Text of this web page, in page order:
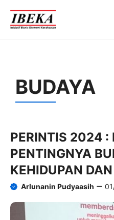
content
BUDAYA
PERINTIS 2024 :
PENTINGNYA
KEHIDUPAN
Arlunanin Pudyaasih